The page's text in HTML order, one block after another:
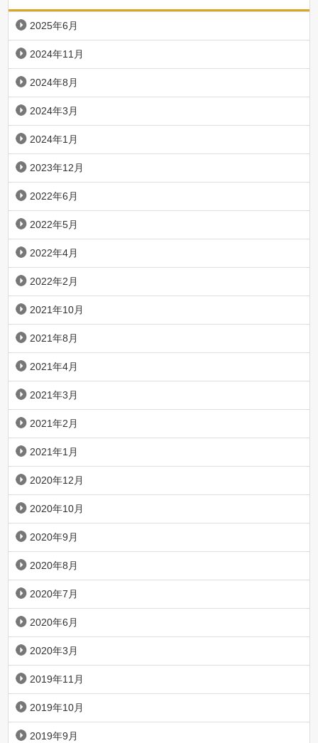
2025年6月
2024年11月
2024年8月
2024年3月
2024年1月
2023年12月
2022年6月
2022年5月
2022年4月
2022年2月
2021年10月
2021年8月
2021年4月
2021年3月
2021年2月
2021年1月
2020年12月
2020年10月
2020年9月
2020年8月
2020年7月
2020年6月
2020年3月
2019年11月
2019年10月
2019年9月